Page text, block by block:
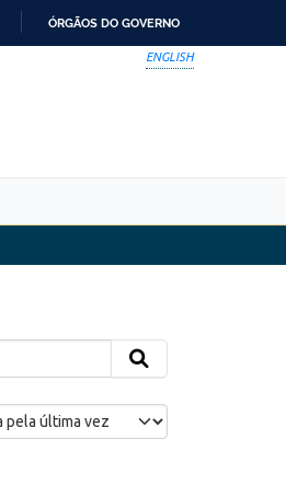
ÓRGÃOS DO GOVERNO
ENGLISH